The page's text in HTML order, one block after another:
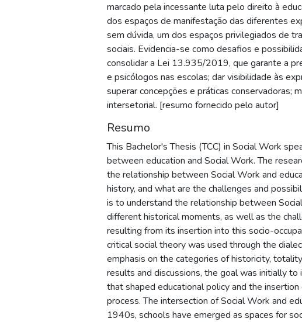
marcado pela incessante luta pelo direito à
dos espaços de manifestação das diferentes
sem dúvida, um dos espaços privilegiados de
sociais. Evidencia-se como desafios e
consolidar a Lei 13.935/2019, que garante a
e psicólogos nas escolas; dar visibilidade às
superar concepções e práticas conservadoras;
intersetorial. [resumo fornecido pelo autor]
Resumo
This Bachelor's Thesis (TCC) in Social Work
between education and Social Work. The
the relationship between Social Work and
history, and what are the challenges and
is to understand the relationship between
different historical moments, as well as the
resulting from its insertion into this socio-
critical social theory was used through the
emphasis on the categories of historicity,
results and discussions, the goal was initially
that shaped educational policy and the
process. The intersection of Social Work and
1940s, schools have emerged as spaces for